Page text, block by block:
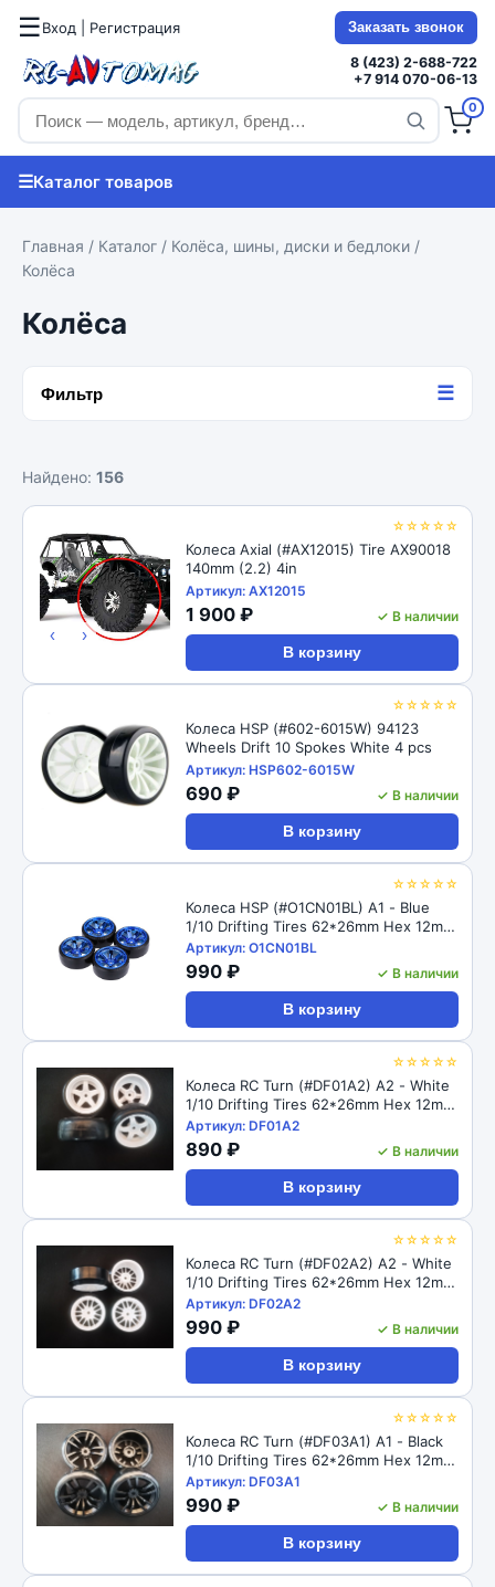
☰Вход | Регистрация Заказать звонок
8 (423) 2-688-722
+7 914 070-06-13
0
☰Каталог товаров
Главная / Каталог / Колёса, шины, диски и бедлоки /
Колёса
Колёса
Фильтр ☰
Найдено: 156
☆☆☆☆☆
‹ ›
Колеса Axial (#AX12015) Tire AX90018
140mm (2.2) 4in
Артикул: AX12015
1 900 ₽ ✓ В наличии
В корзину
☆☆☆☆☆
Колеса HSP (#602-6015W) 94123
Wheels Drift 10 Spokes White 4 pcs
Артикул: HSP602-6015W
690 ₽ ✓ В наличии
В корзину
☆☆☆☆☆
Колеса HSP (#O1CN01BL) A1 - Blue
1/10 Drifting Tires 62*26mm Hex 12mm
Hub
Артикул: O1CN01BL
990 ₽ ✓ В наличии
В корзину
☆☆☆☆☆
Колеса RC Turn (#DF01A2) A2 - White
1/10 Drifting Tires 62*26mm Hex 12mm
Hub
Артикул: DF01A2
890 ₽ ✓ В наличии
В корзину
☆☆☆☆☆
Колеса RC Turn (#DF02A2) A2 - White
1/10 Drifting Tires 62*26mm Hex 12mm
Hub
Артикул: DF02A2
990 ₽ ✓ В наличии
В корзину
☆☆☆☆☆
Колеса RC Turn (#DF03A1) A1 - Black
1/10 Drifting Tires 62*26mm Hex 12mm
Hub
Артикул: DF03A1
990 ₽ ✓ В наличии
В корзину